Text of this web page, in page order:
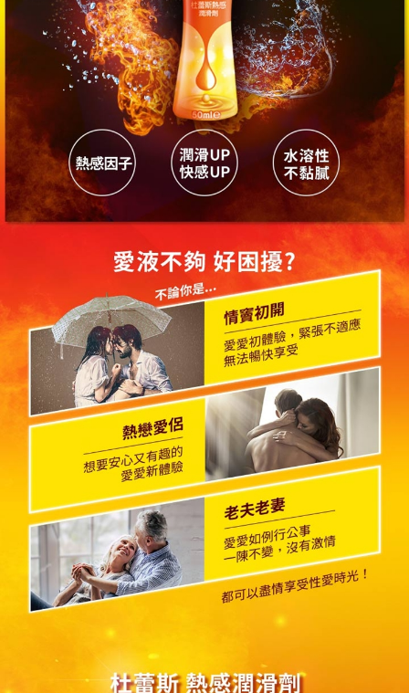
２．關於個人資料處理事宜，請瀏覽以下網址：
https://aftee.tw/terms/#terms3
３．未成年的使用者請事先徵得法定代理人或監護人之同意方可使用
「AFTEE先享後付」，若未經同意申辦者引起之損失，本公司不負相關責
４．使用「AFTEE先享後付」時，將依據個別帳號之用戶狀況，依本公司即
時審查核予不同之上限額度；若仍有額度不足之情形，本公司將視審查結果
請求用戶進行身份認證。
５．嚴禁一人註冊多個帳號或使用他人資訊註冊。若發現惡意使用之情形，
恩沛科技股份有限公司將有權停止該用戶之使用額度並採取法律行動。